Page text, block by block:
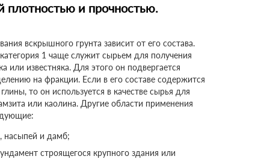
плотностью и прочностью.
вскрышного грунта зависит от его состава.
1 чаще служит сырьем для получения
или известняка. Для этого он подвергается
на фракции. Если в его составе содержится
то он используется в качестве сырья для
или каолина. Другие области применения
насыпей и дамб;
строящегося крупного здания или